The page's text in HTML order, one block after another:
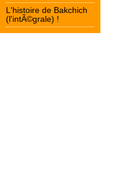
L'histoire de Bakchich
(l'intÃ©grale) !